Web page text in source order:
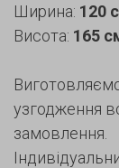
Ширина: 120
Висота: 165
узгодження
замовлення.